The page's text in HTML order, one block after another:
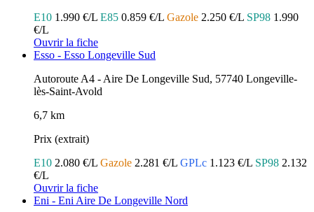
E10 1.990 €/L E85 0.859 €/L Gazole 2.250 €/L SP98 1.990
€/L
Ouvrir la fiche
Esso - Esso Longeville Sud
Autoroute A4 - Aire De Longeville Sud, 57740 Longeville-
lès-Saint-Avold
6,7 km
Prix (extrait)
E10 2.080 €/L Gazole 2.281 €/L GPLc 1.123 €/L SP98 2.132
€/L
Ouvrir la fiche
Eni - Eni Aire De Longeville Nord